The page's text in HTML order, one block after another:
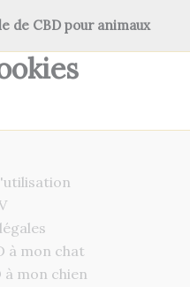
de CBD pour animaux
à mon chat
à mon chien